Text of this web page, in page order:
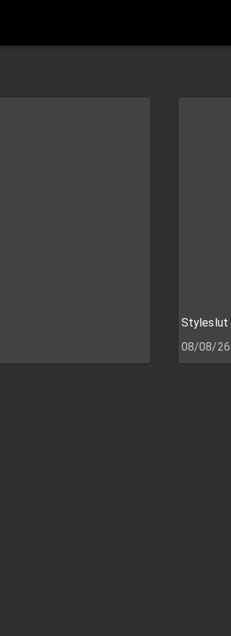
Styleslut
08/08/26